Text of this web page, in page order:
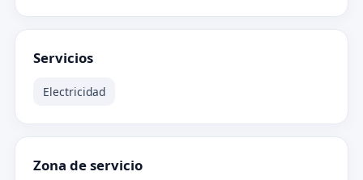
Servicios
Electricidad
Zona de servicio